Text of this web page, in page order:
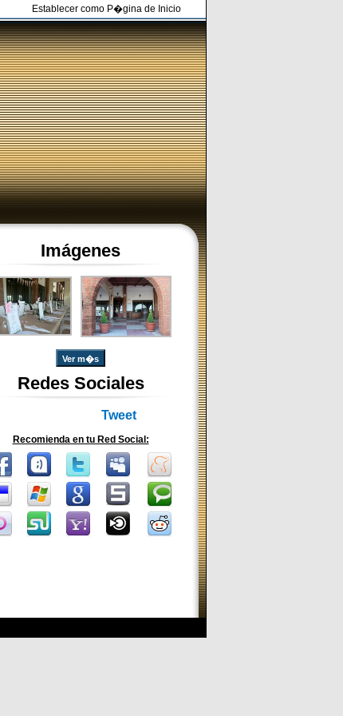
Establecer como P�gina de Inicio
Imágenes
Ver m�s
Redes Sociales
Tweet
Recomienda en tu Red Social: